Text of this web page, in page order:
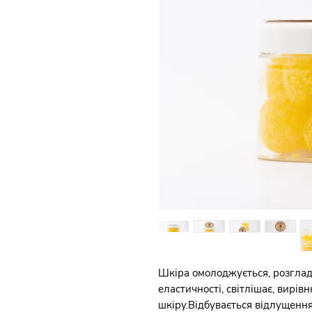
Шкіра омолоджується,
еластичності, світлішає,
шкіру.Відбувається